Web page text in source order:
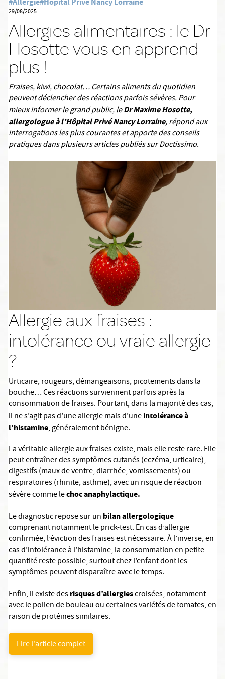
29/08/2025
Allergies alimentaires : le Dr
Hosotte vous en apprend
plus !
Fraises, kiwi, chocolat… Certains aliments du quotidien
peuvent déclencher des réactions parfois sévères. Pour
mieux informer le grand public, leDr Maxime Hosotte,
allergologue à l’Hôpital Privé Nancy Lorraine, répond aux
interrogations les plus courantes et apporte des conseils
pratiques dans plusieurs articles publiés sur Doctissimo.
Allergie aux fraises :
intolérance ou vraie allergie
?
Urticaire, rougeurs, démangeaisons, picotements dans la
bouche… Ces réactions surviennent parfois après la
consommation de fraises. Pourtant, dans la majorité des cas,
il ne s’agit pas d’une allergie mais d’uneintolérance à
l’histamine, généralement bénigne.
La véritable allergie aux fraises existe, mais elle reste rare. Elle
peut entraîner des symptômes cutanés (eczéma, urticaire),
digestifs (maux de ventre, diarrhée, vomissements) ou
respiratoires (rhinite, asthme), avec un risque de réaction
sévère comme lechoc anaphylactique.
Le diagnostic repose sur un bilan allergologique
comprenant notamment le prick-test. En cas d’allergie
confirmée, l’éviction des fraises est nécessaire. À l’inverse, en
cas d’intolérance à l’histamine, la consommation en petite
quantité reste possible, surtout chez l’enfant dont les
symptômes peuvent disparaître avec le temps.
Enfin, il existe desrisques d’allergiescroisées, notamment
avec le pollen de bouleau ou certaines variétés de tomates, en
raison de protéines similaires.
Lire l'article complet